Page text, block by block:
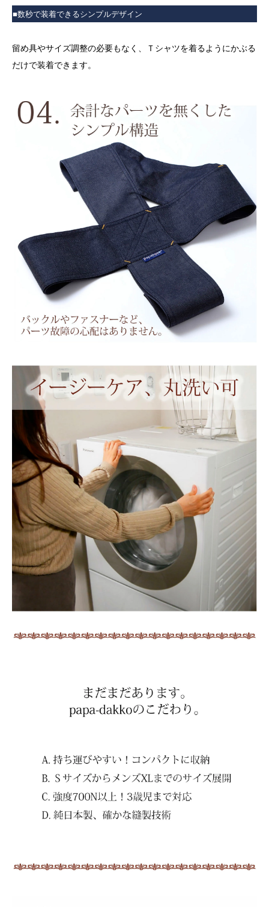
■数秒で装着できるシンプルデザイン
留め具やサイズ調整の必要もなく、Ｔシャツを着るようにかぶる
だけで装着できます。